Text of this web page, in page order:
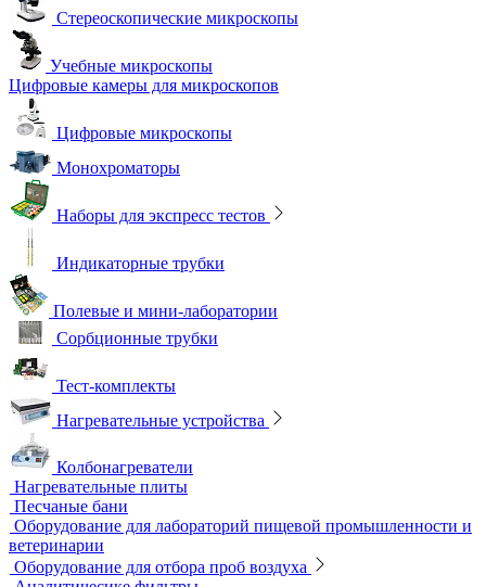
Стереоскопические микроскопы
Учебные микроскопы
Цифровые камеры для микроскопов
Цифровые микроскопы
Монохроматоры
Наборы для экспресс тестов
Индикаторные трубки
Полевые и мини-лаборатории
Сорбционные трубки
Тест-комплекты
Нагревательные устройства
Колбонагреватели
Нагревательные плиты
Песчаные бани